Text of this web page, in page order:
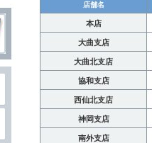
店舗名
本店
大曲支店
大曲北支店
協和支店
西仙北支店
神岡支店
南外支店